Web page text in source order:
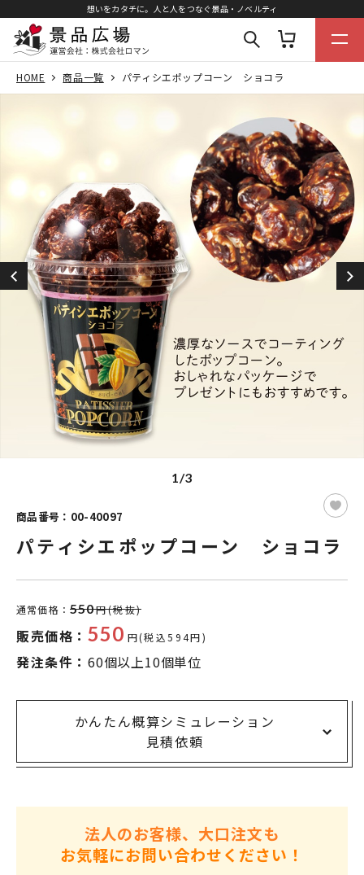
想いをカタチに。人と人をつなぐ景品・ノベルティ
HOME 商品一覧 パティシエポップコーン ショコラ
1/3
商品番号：00-40097
パティシエポップコーン ショコラ
通常価格： 550円(税抜)
販売価格： 550 円(税込594円)
発注条件： 60個以上10個単位
かんたん概算シミュレーション
見積依頼
法人のお客様、大口注文も
お気軽にお問い合わせください！